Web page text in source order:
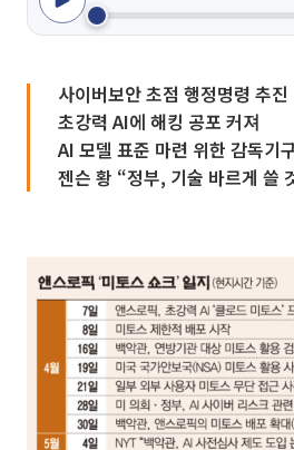
사이버보안 초점 행정명령 추진
초강력 AI에 해킹 공포 커져
AI 모델 표준 마련 위한 감독기
젠슨 황 “정부, 기술 바르게 쓸